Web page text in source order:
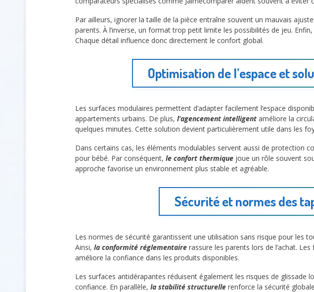
Par ailleurs, ignorer la taille de la pièce entraîne souvent un mauvais
parents. À l’inverse, un format trop petit limite les possibilités de jeu. Enfin,
Chaque détail influence donc directement le confort global.
Optimisation de l’espace et
Les surfaces modulaires permettent d’adapter facilement l’espace
appartements urbains. De plus, l’agencement intelligent améliore la
quelques minutes. Cette solution devient particulièrement utile dans les
Dans certains cas, les éléments modulables servent aussi de protection
pour bébé. Par conséquent, le confort thermique joue un rôle souvent
approche favorise un environnement plus stable et agréable.
Sécurité et normes des
Les normes de sécurité garantissent une utilisation sans risque pour les
Ainsi, la conformité réglementaire rassure les parents lors de l’achat.
améliore la confiance dans les produits disponibles.
Les surfaces antidérapantes réduisent également les risques de glissade
confiance. En parallèle, la stabilité structurelle renforce la sécurité